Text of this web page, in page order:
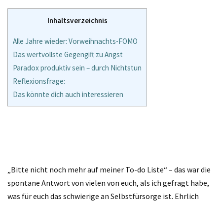
Inhaltsverzeichnis
Alle Jahre wieder: Vorweihnachts-FOMO
Das wertvollste Gegengift zu Angst
Paradox produktiv sein – durch Nichtstun
Reflexionsfrage:
Das könnte dich auch interessieren
„Bitte nicht noch mehr auf meiner To-do Liste“ – das war die
spontane Antwort von vielen von euch, als ich gefragt habe,
was für euch das schwierige an Selbstfürsorge ist. Ehrlich